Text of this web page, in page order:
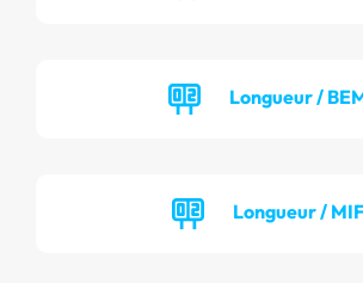
Longueur /
Longueur / MIF